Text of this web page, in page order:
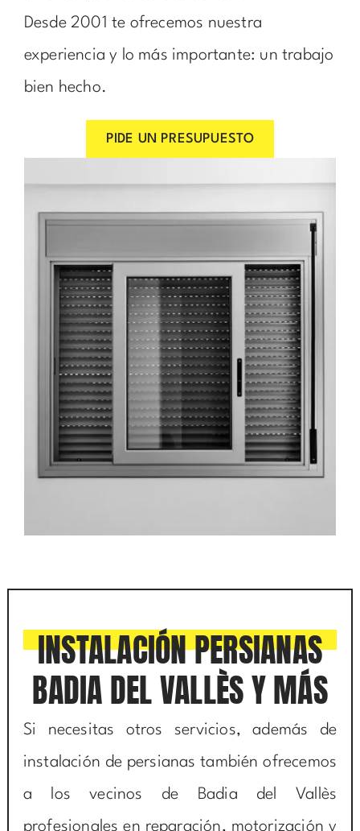
Desde 2001 te ofrecemos nuestra
experiencia y lo más importante: un trabajo
bien hecho.
PIDE UN PRESUPUESTO
INSTALACIÓN PERSIANAS
BADIA DEL VALLÈS Y MÁS
Si necesitas otros servicios, además de
instalación de persianas también ofrecemos
a los vecinos de Badia del Vallès
profesionales en reparación, motorización y